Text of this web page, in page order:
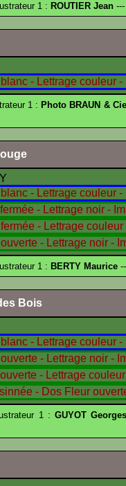
1 : ROUTIER Jean ---
1 : Photo BRAUN &
1 : BERTY Maurice
Bois
1 : GUYOT